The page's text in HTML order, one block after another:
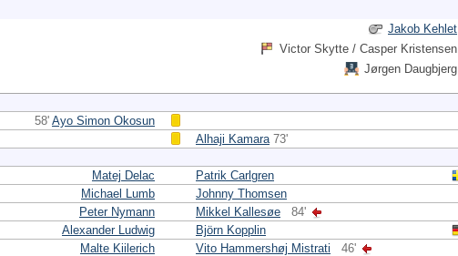
Jakob Kehlet
Victor Skytte / Casper Kristensen
Jørgen Daugbjerg
58' Ayo Simon Okosun
Alhaji Kamara 73'
Matej Delac
Patrik Carlgren
Michael Lumb
Johnny Thomsen
Peter Nymann
Mikkel Kallesøe
84'
Alexander Ludwig
Björn Kopplin
Malte Kiilerich
Vito Hammershøj Mistrati
46'